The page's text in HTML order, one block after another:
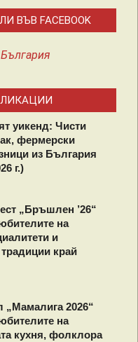
ВЪВ FACEBOOK
уикенд: Чисти
фермерски
из България
г.)
„Бръшлен ’26“
на
и
край
„Мамалига 2026“
на
кухня, фолклора